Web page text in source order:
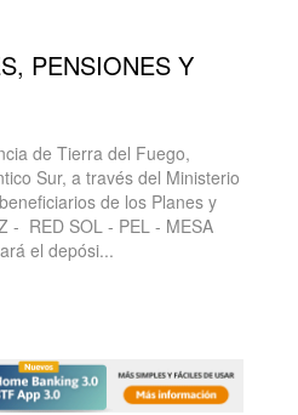
PENSIONES Y
de Tierra del Fuego,
Sur, a través del Ministerio
de los Planes y
- RED SOL - PEL - MESA
el depósi...